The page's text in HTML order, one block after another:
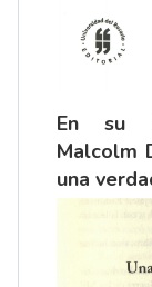
En su
Malcolm
una